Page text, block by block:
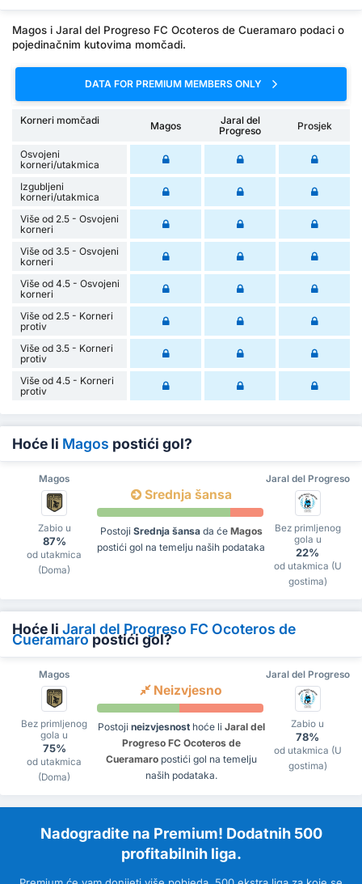
Magos i Jaral del Progreso FC Ocoteros de Cueramaro podaci o
pojedinačnim kutovima momčadi.
DATA FOR PREMIUM MEMBERS ONLY
Korneri momčadi Magos
Jaral del
Progreso
Prosjek
Osvojeni
korneri/utakmica
Izgubljeni
korneri/utakmica
Više od 2.5 - Osvojeni
korneri
Više od 3.5 - Osvojeni
korneri
Više od 4.5 - Osvojeni
korneri
Više od 2.5 - Korneri
protiv
Više od 3.5 - Korneri
protiv
Više od 4.5 - Korneri
protiv
Hoće li Magos postići gol?
Magos Jaral del Progreso
Zabio u
87%
od utakmica
(Doma)
Srednja šansa
Postoji Srednja šansada će Magos
postići gol na temelju naših podataka
Bez primljenog
gola u
22%
od utakmica (U
gostima)
Hoće li Jaral del Progreso FC Ocoteros de
Cueramaropostići gol?
Magos Jaral del Progreso
Bez primljenog
gola u
75%
od utakmica
(Doma)
Neizvjesno
Postoji neizvjesnosthoće li Jaral del
Progreso FC Ocoteros de
Cueramaropostići gol na temelju
naših podataka.
Zabio u
78%
od utakmica (U
gostima)
Nadogradite na Premium! Dodatnih 500
profitabilnih liga.